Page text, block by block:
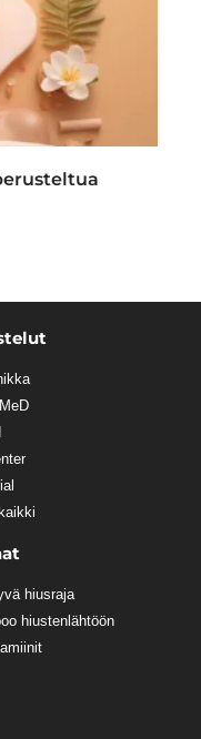
hiusraja
hiustenlähtöön